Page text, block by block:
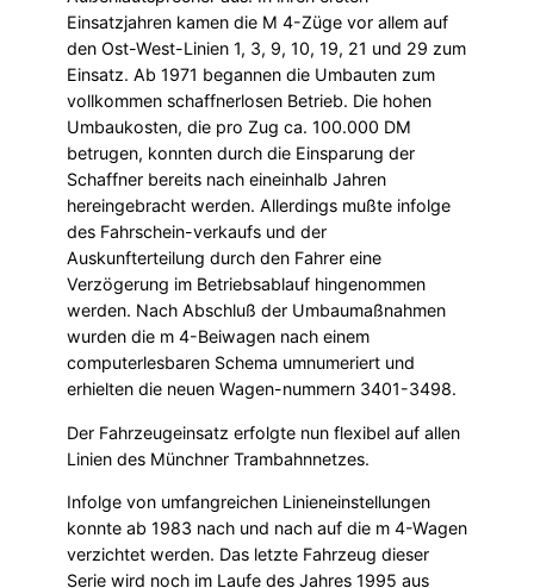
Einsatzjahren kamen die M 4-Züge vor allem auf
den Ost-West-Linien 1, 3, 9, 10, 19, 21 und 29 zum
Einsatz. Ab 1971 begannen die Umbauten zum
vollkommen schaffner­losen Betrieb. Die hohen
Umbaukosten, die pro Zug ca. 100.000 DM
betrugen, konnten durch die Einsparung der
Schaffner bereits nach eineinhalb Jahren
hereingebracht werden. Allerdings mußte infolge
des Fahrschein-verkaufs und der
Auskunfterteilung durch den Fahrer eine
Verzögerung im Betriebsablauf hingenommen
werden. Nach Abschluß der Umbaumaßnahmen
wurden die m 4-Beiwagen nach einem
computerlesbaren Schema umnumeriert und
erhielten die neuen Wagen-nummern 3401-3498.
Der Fahr­zeugeinsatz erfolgte nun flexibel auf allen
Linien des Münchner Trambahnnetzes.
Infolge von umfangreichen Linieneinstellungen
konnte ab 1983 nach und nach auf die m 4-Wagen
verzichtet werden. Das letzte Fahrzeug dieser
Serie wird noch im Laufe des Jahres 1995 aus